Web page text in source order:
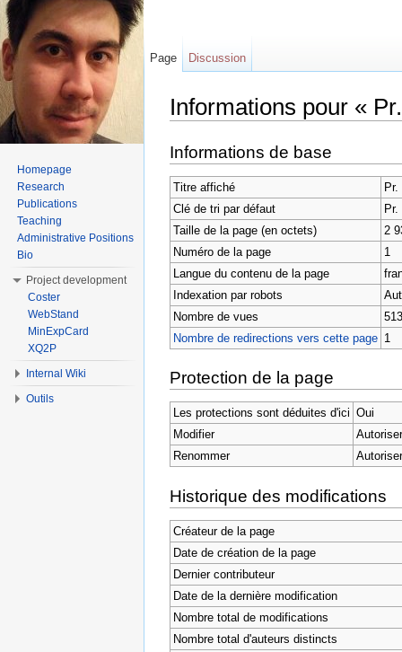
Informations pour «
Informations de base
Titre affiché
Pr.
Clé de tri par défaut
Pr.
Taille de la page (en octets)
2
Numéro de la page
1
Langue du contenu de la page
Indexation par robots
Nombre de vues
Nombre de redirections vers cette page 1
Protection de la page
Les protections sont déduites d'ici Oui
Modifier
Renommer
Historique des modifications
Créateur de la page
Date de création de la page
Dernier contributeur
Date de la dernière modification
Nombre total de modifications
Nombre total d'auteurs distincts
Page Discussion
Homepage
Research
Publications
Teaching
Administrative Positions
Bio
Project development
Coster
WebStand
MinExpCard
XQ2P
Internal Wiki
Outils